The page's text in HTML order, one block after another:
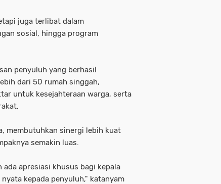
juga terlibat dalam
sosial, hingga program
penyuluh yang berhasil
dari 50 rumah singgah,
untuk kesejahteraan warga, serta
membutuhkan sinergi lebih kuat
semakin luas.
apresiasi khusus bagi kepala
kepada penyuluh," katanyam